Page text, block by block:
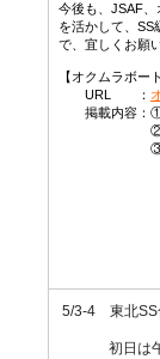
今後も、JSAF
を活かして、SS
で、宜しくお願
【オクムラボー
URL ：
掲載内容：①
② 艇の標準
③ 各艤装品
5/3-4　東北